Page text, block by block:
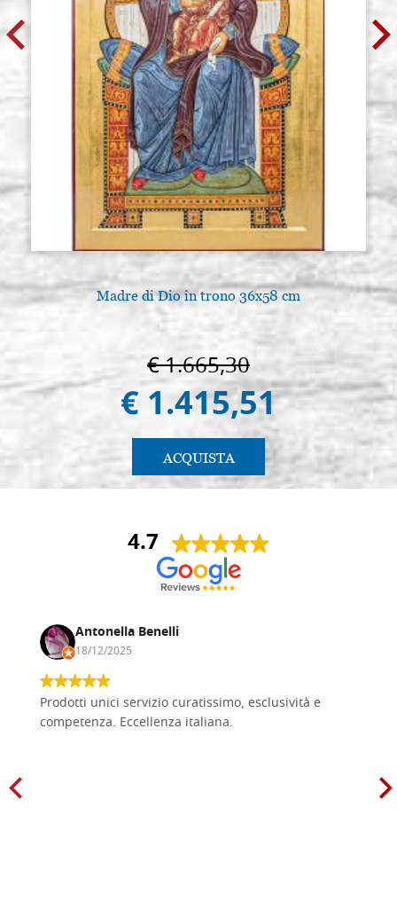
Madre di Dio in trono 36x58 cm
€ 1.665,30
€ 1.415,51
ACQUISTA
4.7
Antonella Benelli
18/12/2025
Prodotti unici servizio curatissimo, esclusività e
competenza. Eccellenza italiana.